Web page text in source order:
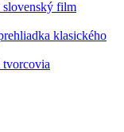
slovenský film
klasického
tvorcovia